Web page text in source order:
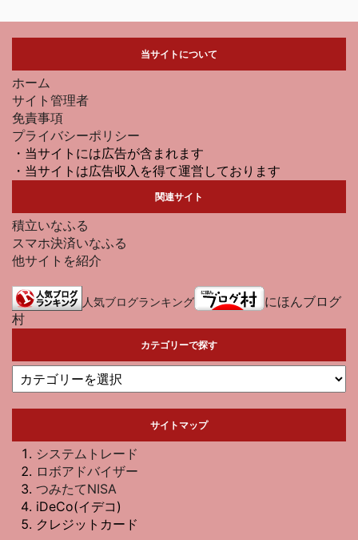
当サイトについて
ホーム
サイト管理者
免責事項
プライバシーポリシー
・当サイトには広告が含まれます
・当サイトは広告収入を得て運営しております
関連サイト
積立いなふる
スマホ決済いなふる
他サイトを紹介
人気ブログランキング
にほんブログ
村
カテゴリーで探す
サイトマップ
システムトレード
ロボアドバイザー
つみたてNISA
iDeCo(イデコ)
クレジットカード